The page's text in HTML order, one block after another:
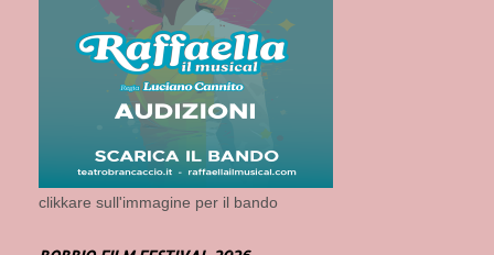
clikkare sull'immagine per il bando